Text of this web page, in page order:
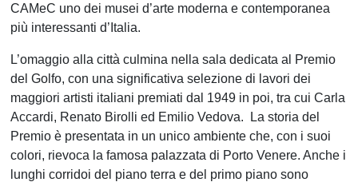
CAMeC uno dei musei d’arte moderna e contemporanea
più interessanti d’Italia.
L’omaggio alla città culmina nella sala dedicata al Premio
del Golfo, con una significativa selezione di lavori dei
maggiori artisti italiani premiati dal 1949 in poi, tra cui Carla
Accardi, Renato Birolli ed Emilio Vedova. La storia del
Premio è presentata in un unico ambiente che, con i suoi
colori, rievoca la famosa palazzata di Porto Venere. Anche i
lunghi corridoi del piano terra e del primo piano sono